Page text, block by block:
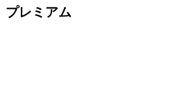
プレミアム